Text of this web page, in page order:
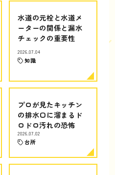
水道の元栓と水道メ
ーターの関係と漏水
チェックの重要性
2026.07.04
知識
プロが見たキッチン
の排水口に溜まるド
ロドロ汚れの恐怖
2026.07.02
台所